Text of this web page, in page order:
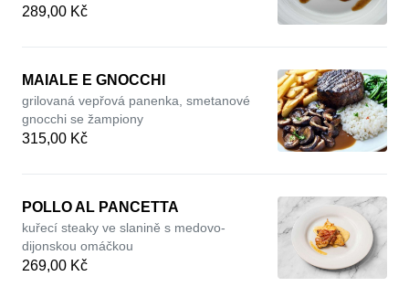
289,00 Kč
MAIALE E GNOCCHI
grilovaná vepřová panenka, smetanové
gnocchi se žampiony
315,00 Kč
POLLO AL PANCETTA
kuřecí steaky ve slanině s medovo-
dijonskou omáčkou
269,00 Kč